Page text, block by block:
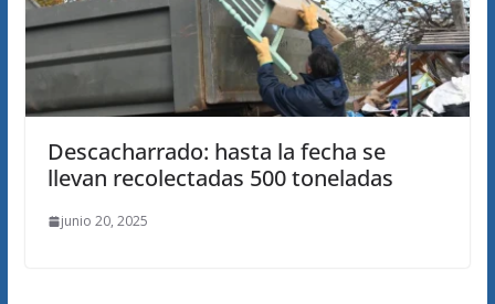
Descacharrado: hasta la fecha se
llevan recolectadas 500 toneladas
junio 20, 2025